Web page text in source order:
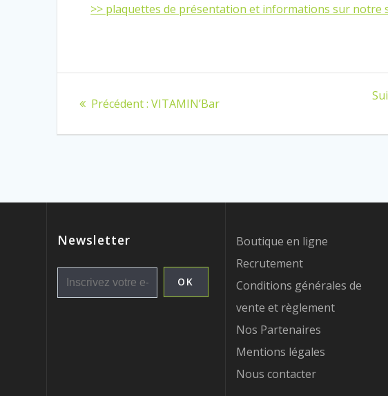
>> plaquettes de présentation et informations sur notre
Précédent : Article
:
VITAMIN’Bar
Newsletter
Boutique en ligne
Recrutement
Conditions générales de
vente et règlement
Nos Partenaires
Mentions légales
Nous contacter